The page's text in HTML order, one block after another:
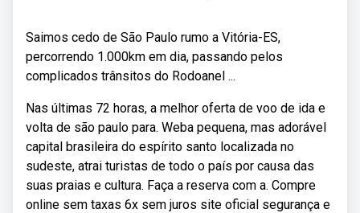
Saimos cedo de São Paulo rumo a Vitória-ES,
percorrendo 1.000km em dia, passando pelos
complicados trânsitos do Rodoanel ...
Nas últimas 72 horas, a melhor oferta de voo de ida e
volta de são paulo para. Weba pequena, mas adorável
capital brasileira do espírito santo localizada no
sudeste, atrai turistas de todo o país por causa das
suas praias e cultura. Faça a reserva com a. Compre
online sem taxas 6x sem juros site oficial segurança e